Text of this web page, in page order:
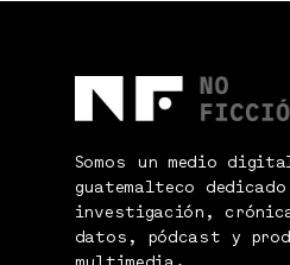
Somos un medio
guatemalteco
investigación,
datos, pódcast y